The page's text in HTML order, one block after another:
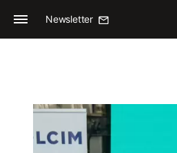
Newsletter